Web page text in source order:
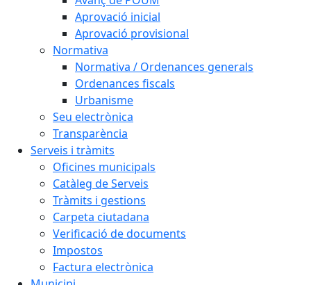
Aprovació inicial
Aprovació provisional
Normativa
Normativa / Ordenances generals
Ordenances fiscals
Urbanisme
Seu electrònica
Transparència
Serveis i tràmits
Oficines municipals
Catàleg de Serveis
Tràmits i gestions
Carpeta ciutadana
Verificació de documents
Impostos
Factura electrònica